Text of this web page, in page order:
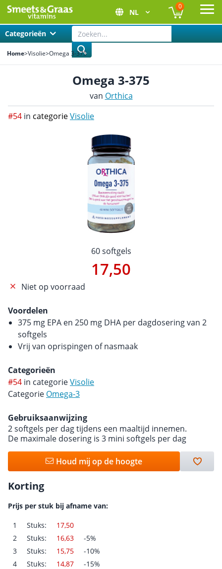
NL
0
Categorieën
Home>Visolie>Omega 3-375
Omega 3-375
van Orthica
#54 in categorieVisolie
60 softgels
17,50
Niet op voorraad
Voordelen
375 mg EPA en 250 mg DHA per dagdosering van 2
softgels
Vrij van oprispingen of nasmaak
Categorieën
#54 in categorieVisolie
Categorie Omega-3
Gebruiksaanwijzing
2 softgels per dag tijdens een maaltijd innemen.
De maximale dosering is 3 mini softgels per dag
Houd mij op de hoogte
Korting
Prijs per stuk bij afname van:
1 Stuks:
17,50
2
Stuks: 16,63
-5%
3
Stuks: 15,75
-10%
4
Stuks: 14,87
-15%